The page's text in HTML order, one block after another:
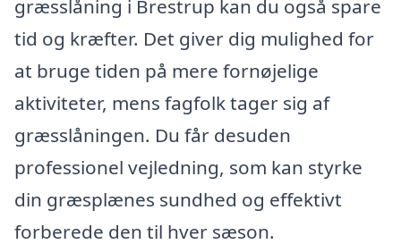
græsslåning i Brestrup kan du også spare
tid og kræfter. Det giver dig mulighed for
at bruge tiden på mere fornøjelige
aktiviteter, mens fagfolk tager sig af
græsslåningen. Du får desuden
professionel vejledning, som kan styrke
din græsplænes sundhed og effektivt
forberede den til hver sæson.